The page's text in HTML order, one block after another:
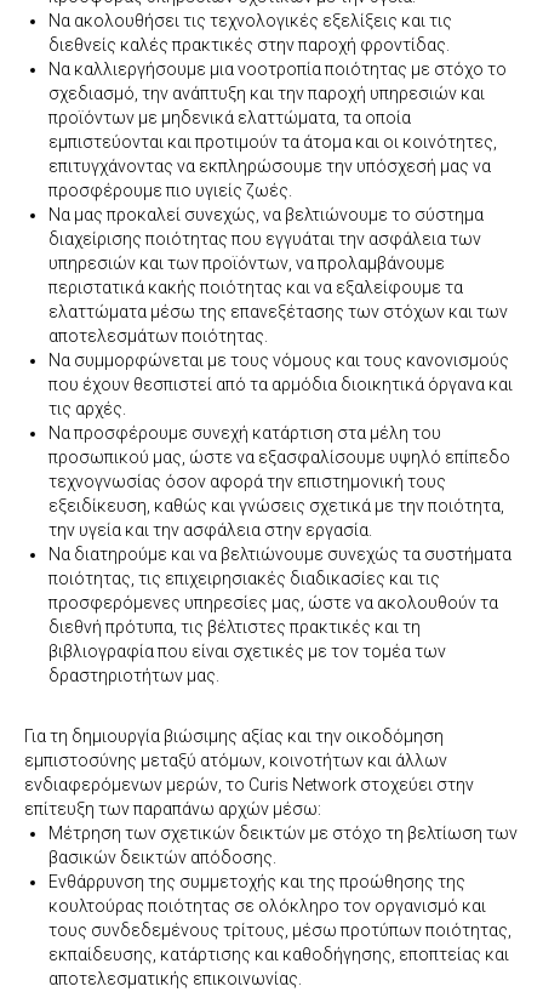
Να ακολουθήσει τις τεχνολογικές εξελίξεις και τις
διεθνείς καλές πρακτικές στην παροχή φροντίδας.
Να καλλιεργήσουμε μια νοοτροπία ποιότητας με στόχο το
σχεδιασμό, την ανάπτυξη και την παροχή υπηρεσιών και
προϊόντων με μηδενικά ελαττώματα, τα οποία
εμπιστεύονται και προτιμούν τα άτομα και οι κοινότητες,
επιτυγχάνοντας να εκπληρώσουμε την υπόσχεσή μας να
προσφέρουμε πιο υγιείς ζωές.
Να μας προκαλεί συνεχώς, να βελτιώνουμε το σύστημα
διαχείρισης ποιότητας που εγγυάται την ασφάλεια των
υπηρεσιών και των προϊόντων, να προλαμβάνουμε
περιστατικά κακής ποιότητας και να εξαλείφουμε τα
ελαττώματα μέσω της επανεξέτασης των στόχων και των
αποτελεσμάτων ποιότητας.
Να συμμορφώνεται με τους νόμους και τους κανονισμούς
που έχουν θεσπιστεί από τα αρμόδια διοικητικά όργανα και
τις αρχές.
Να προσφέρουμε συνεχή κατάρτιση στα μέλη του
προσωπικού μας, ώστε να εξασφαλίσουμε υψηλό επίπεδο
τεχνογνωσίας όσον αφορά την επιστημονική τους
εξειδίκευση, καθώς και γνώσεις σχετικά με την ποιότητα,
την υγεία και την ασφάλεια στην εργασία.
Να διατηρούμε και να βελτιώνουμε συνεχώς τα συστήματα
ποιότητας, τις επιχειρησιακές διαδικασίες και τις
προσφερόμενες υπηρεσίες μας, ώστε να ακολουθούν τα
διεθνή πρότυπα, τις βέλτιστες πρακτικές και τη
βιβλιογραφία που είναι σχετικές με τον τομέα των
δραστηριοτήτων μας.
Για τη δημιουργία βιώσιμης αξίας και την οικοδόμηση
εμπιστοσύνης μεταξύ ατόμων, κοινοτήτων και άλλων
ενδιαφερόμενων μερών, το Curis Network στοχεύει στην
επίτευξη των παραπάνω αρχών μέσω:
Μέτρηση των σχετικών δεικτών με στόχο τη βελτίωση των
βασικών δεικτών απόδοσης.
Ενθάρρυνση της συμμετοχής και της προώθησης της
κουλτούρας ποιότητας σε ολόκληρο τον οργανισμό και
τους συνδεδεμένους τρίτους, μέσω προτύπων ποιότητας,
εκπαίδευσης, κατάρτισης και καθοδήγησης, εποπτείας και
αποτελεσματικής επικοινωνίας.